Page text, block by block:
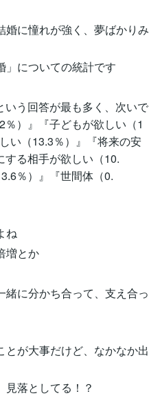
に憧れが強く、夢ばかりみ
」についての統計です
う回答が最も多く、次いで
％）』『子どもが欲しい（1
い（13.3％）』『将来の安
する相手が欲しい（10.
％）』『世間体（0.
ね
増とか
に分かち合って、支え合っ
が大事だけど、なかなか出
落としてる！？